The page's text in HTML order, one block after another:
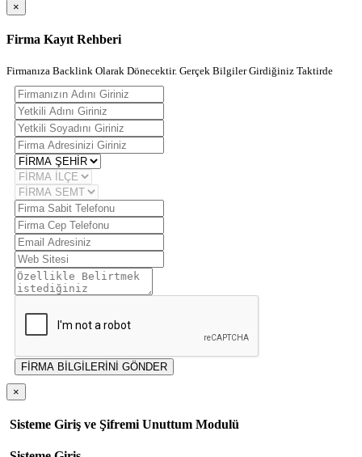
×
Firma Kayıt Rehberi
Firmanıza Backlink Olarak Dönecektir. Gerçek Bilgiler Girdiğiniz Taktirde
FİRMA BİLGİLERİNİ GÖNDER
×
Sisteme Giriş ve Şifremi Unuttum Modulü